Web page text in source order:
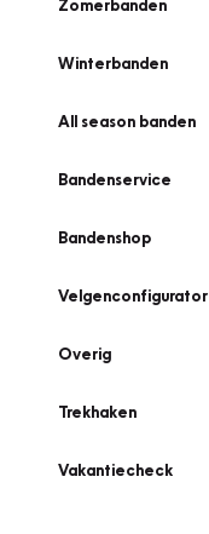
Zomerbanden
Winterbanden
All season banden
Bandenservice
Bandenshop
Velgenconfigurator
Overig
Trekhaken
Vakantiecheck